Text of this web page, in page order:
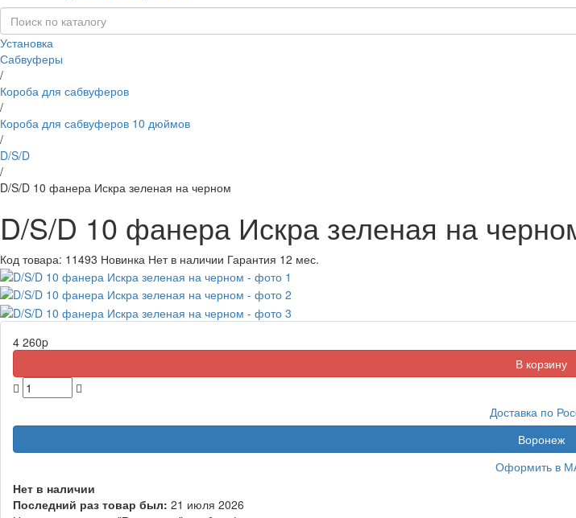
Установка
Сабвуферы
/
Короба для сабвуферов
/
Короба для сабвуферов 10 дюймов
/
D/S/D
/
D/S/D 10 фанера Искра зеленая на черном
D/S/D 10 фанера Искра зеленая на
Код товара: 11493 Новинка Нет в наличии Гарантия 12 мес.
4 260p
Доставка по
Воронеж
Оформить в
Нет в наличии
Последний раз товар был: 21 июля 2026